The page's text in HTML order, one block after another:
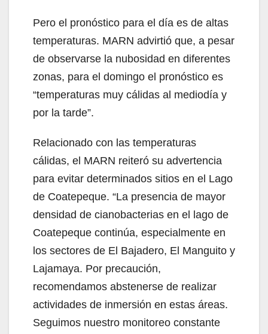
Pero el pronóstico para el día es de altas
temperaturas. MARN advirtió que, a pesar
de observarse la nubosidad en diferentes
zonas, para el domingo el pronóstico es
“temperaturas muy cálidas al mediodía y
por la tarde”.
Relacionado con las temperaturas
cálidas, el MARN reiteró su advertencia
para evitar determinados sitios en el Lago
de Coatepeque. “La presencia de mayor
densidad de cianobacterias en el lago de
Coatepeque continúa, especialmente en
los sectores de El Bajadero, El Manguito y
Lajamaya. Por precaución,
recomendamos abstenerse de realizar
actividades de inmersión en estas áreas.
Seguimos nuestro monitoreo constante